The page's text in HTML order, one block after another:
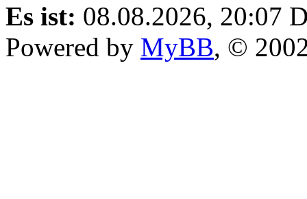
Es ist: 08.08.2026, 20:07
Powered by MyBB, ©